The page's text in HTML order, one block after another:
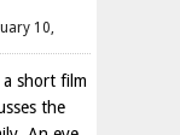
10,
short film
the